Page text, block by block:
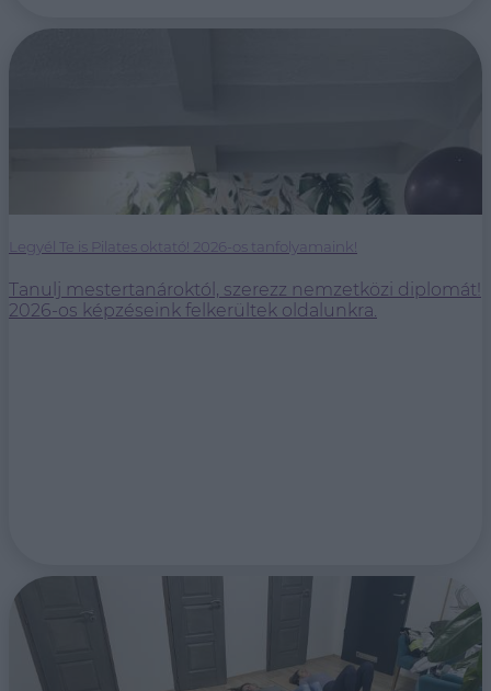
Legyél Te is Pilates oktató! 2026-os tanfolyamaink!
Tanulj mestertanároktól, szerezz nemzetközi diplomát!
2026-os képzéseink felkerültek oldalunkra.